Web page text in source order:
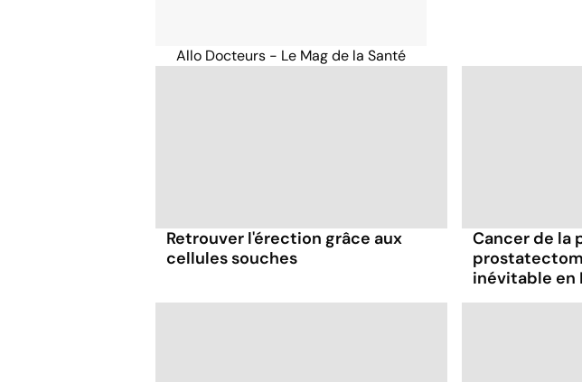
Allo Docteurs - Le Mag de la Santé
Retrouver l'érection grâce aux
cellules souches
Cancer de la
inévitable en